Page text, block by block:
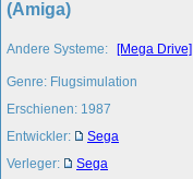
(Amiga)
Andere Systeme: [Mega Drive]
Genre: Flugsimulation
Erschienen: 1987
Entwickler:
Sega
Verleger:
Sega